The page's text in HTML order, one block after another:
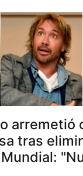
arremetió
tras